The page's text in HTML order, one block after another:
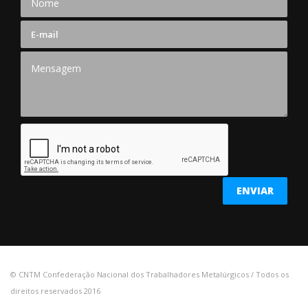
© CNTM Confederação Nacional dos Trabalhadores Metalúrgicos / Todos os
direitos reservados 2016